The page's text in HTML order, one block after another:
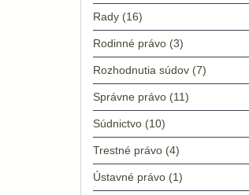
Rady (16)
Rodinné právo (3)
Rozhodnutia súdov (7)
Správne právo (11)
Súdnictvo (10)
Trestné právo (4)
Ústavné právo (1)